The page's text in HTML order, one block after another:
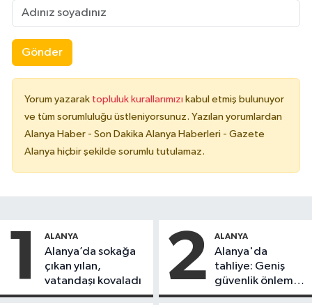
Gönder
Yorum yazarak topluluk kurallarımızı kabul etmiş bulunuyor
ve tüm sorumluluğu üstleniyorsunuz. Yazılan yorumlardan
Alanya Haber - Son Dakika Alanya Haberleri - Gazete
Alanya hiçbir şekilde sorumlu tutulamaz.
1 ALANYA
Alanya’da sokağa
çıkan yılan,
vatandaşı kovaladı
2 ALANYA
Alanya'da
tahliye: Geniş
güvenlik önlemi
alındı